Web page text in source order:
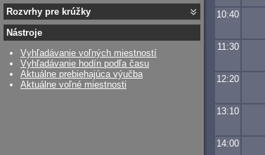
10:40
11:30
12:20
13:10
14:00
Rozvrhy pre krúžky
Nástroje
Vyhľadávanie voľných miestností
Vyhľadávanie hodín podľa času
Aktuálne prebiehajúca výučba
Aktuálne voľné miestnosti